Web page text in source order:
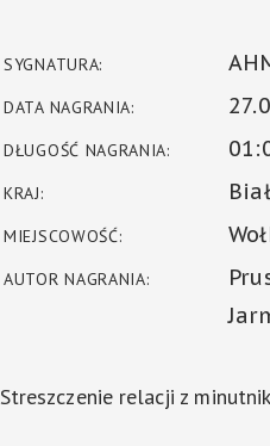
SYGNATURA:
DATA NAGRANIA:
DŁUGOŚĆ NAGRANIA:
KRAJ:
MIEJSCOWOŚĆ:
AUTOR NAGRANIA:
Streszczenie relacji z